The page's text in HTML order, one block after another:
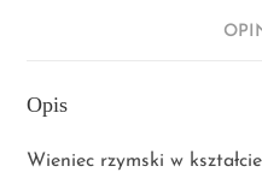
Opis
Wieniec rzymski w